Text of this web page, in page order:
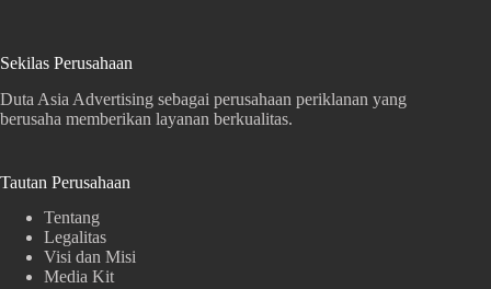
Sekilas Perusahaan
Duta Asia Advertising sebagai perusahaan periklanan yang
berusaha memberikan layanan berkualitas.
Tautan Perusahaan
Tentang
Legalitas
Visi dan Misi
Media Kit